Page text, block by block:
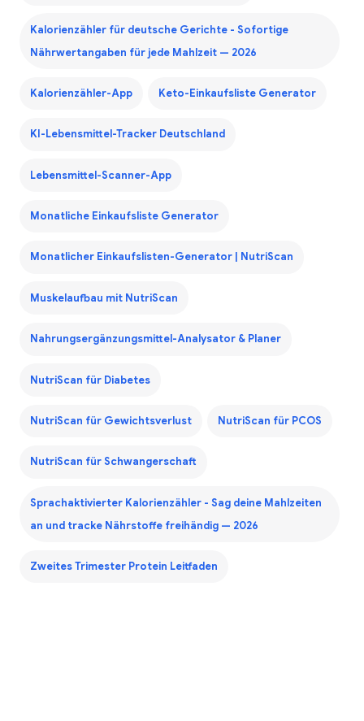
Kalorienzähler für deutsche Gerichte - Sofortige
Nährwertangaben für jede Mahlzeit — 2026
Kalorienzähler-App Keto-Einkaufsliste Generator
KI-Lebensmittel-Tracker Deutschland
Lebensmittel-Scanner-App
Monatliche Einkaufsliste Generator
Monatlicher Einkaufslisten-Generator | NutriScan
Muskelaufbau mit NutriScan
Nahrungsergänzungsmittel-Analysator & Planer
NutriScan für Diabetes
NutriScan für Gewichtsverlust NutriScan für PCOS
NutriScan für Schwangerschaft
Sprachaktivierter Kalorienzähler - Sag deine Mahlzeiten
an und tracke Nährstoffe freihändig — 2026
Zweites Trimester Protein Leitfaden